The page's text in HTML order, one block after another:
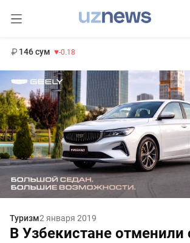
146 сум -0.18
Туризм2 января 2019
В Узбекистане отменили